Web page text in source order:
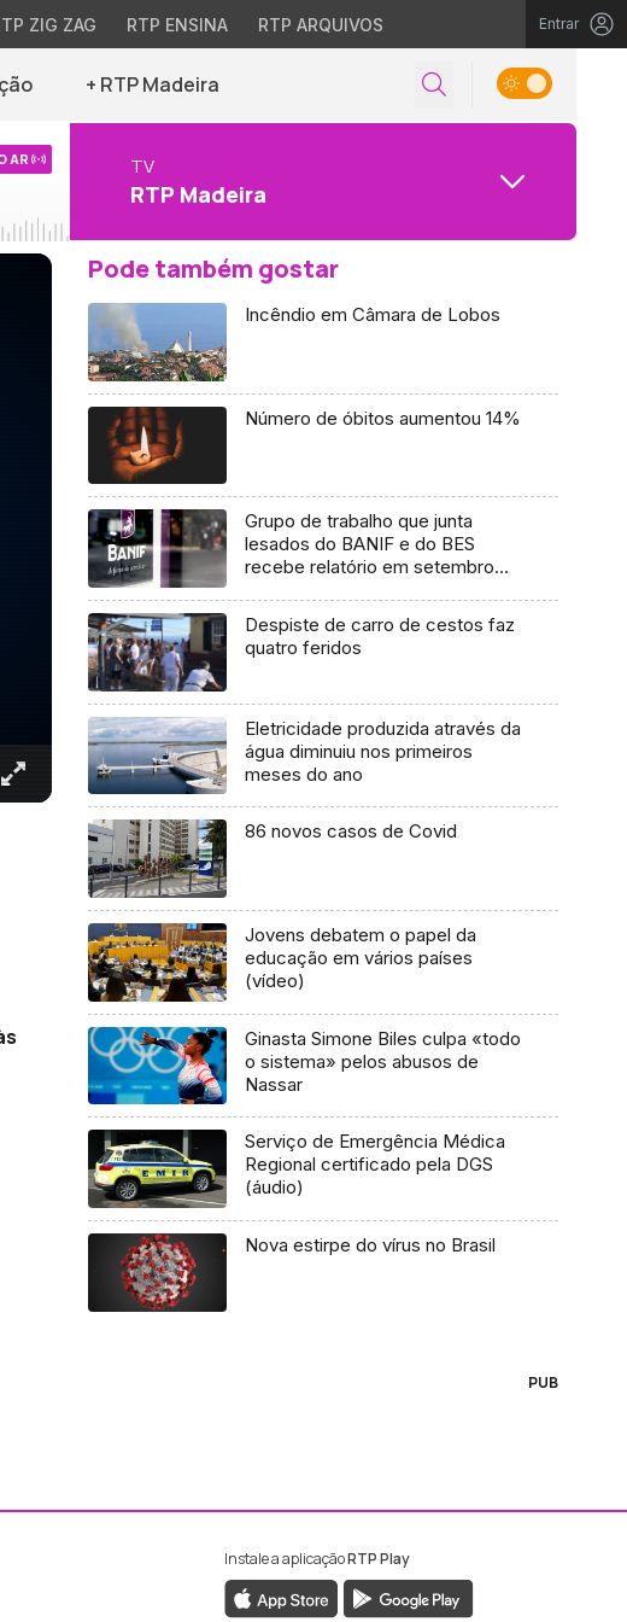
ZIG ZAG RTP ENSINA RTP ARQUIVOS Entrar
+ RTP Madeira
AR TV
RTP Madeira
Pode também gostar
Incêndio em Câmara de Lobos
Número de óbitos aumentou 14%
Grupo de trabalho que junta
lesados do BANIF e do BES
recebe relatório em setembro
Despiste de carro de cestos faz
quatro feridos
Eletricidade produzida através da
água diminuiu nos primeiros
meses do ano
86 novos casos de Covid
Jovens debatem o papel da
educação em vários países
(vídeo)
Ginasta Simone Biles culpa «todo
o sistema» pelos abusos de
Nassar
Serviço de Emergência Médica
Regional certificado pela DGS
(áudio)
Nova estirpe do vírus no Brasil
PUB
Facebook da RTP Madeira
ao Instagram da RTP Madeira
Instale a aplicaçãoRTP Play